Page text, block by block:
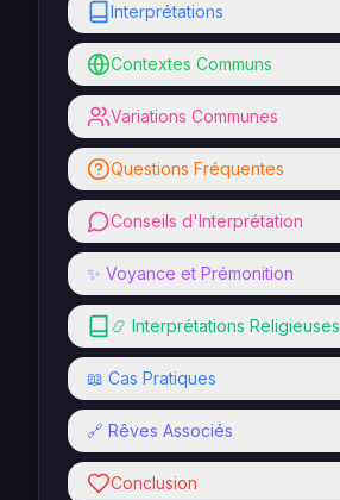
Interprétations
Contextes Communs
Variations Communes
Questions Fréquentes
Conseils d'Interprétation
✨ Voyance et Prémonition
📿 Interprétations Religieuses
📖 Cas Pratiques
🔗 Rêves Associés
Conclusion